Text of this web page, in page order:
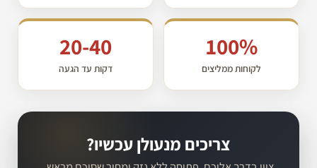
100%
לקוחות ממליצים
20-40
דקות עד הגעה
צריכים מנעולן עכשיו?